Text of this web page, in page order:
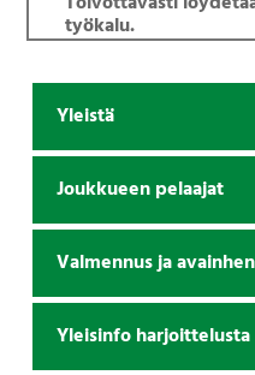
työkalu.
Yleistä
Joukkueen pelaajat
Valmennus ja
Yleisinfo harjoittelusta